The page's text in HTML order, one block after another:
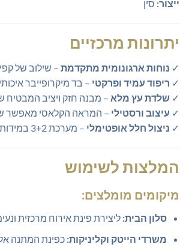
ייצור: סין
יתרונות מרכזיים
✓ נוחות ארגונומית מתקדמת – שילוב של
✓ ריפוד עמיד ופרקטי – בד מיקרופייבר
✓ שלדת עץ מלא – מבנה חזק ויציב המבטיח
✓ עיצוב ורסטילי – המראה הקלאסי מאפשר
✓ ניצול חלל אופטימלי – מערכת 3+2 במידות מדויקות המעניקה פתרון ישיבה רחב מבלי להעמיס על החלל.
המלצות לשימוש
מיקומים מומלצים:
סלון הבית: ליצירת פינת אירוח מרכזית
משרדי הייטק וקליניקות: כפינת המתנה